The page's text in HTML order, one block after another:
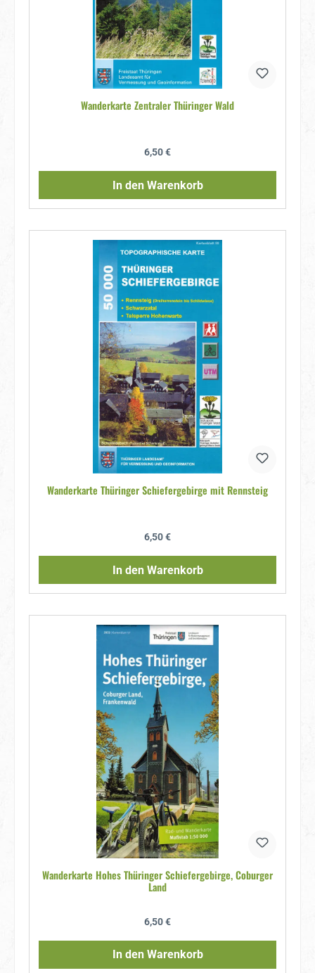
Wanderkarte Zentraler Thüringer Wald
Regulärer Preis:
6,50 €
In den Warenkorb
Wanderkarte Thüringer Schiefergebirge mit Rennsteig
Regulärer Preis:
6,50 €
In den Warenkorb
Wanderkarte Hohes Thüringer Schiefergebirge, Coburger
Land
Regulärer Preis:
6,50 €
In den Warenkorb